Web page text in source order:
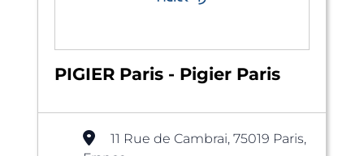
PIGIER Paris - Pigier Paris
11 Rue de Cambrai, 75019 Paris,